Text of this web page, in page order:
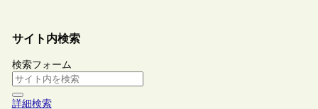
サイト内検索
検索フォーム
詳細検索